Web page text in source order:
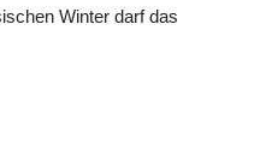
Winter darf das